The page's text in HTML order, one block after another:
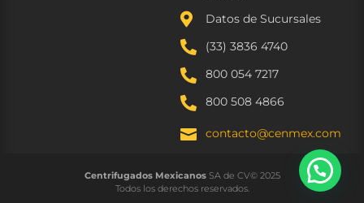
 Datos de Sucursales
 (33) 3836 4740
 800 054 7217
 800 508 4866
 contacto@cenmex.com
Centrifugados MexicanosSA de CV© 2025
Todos los derechos reservados.